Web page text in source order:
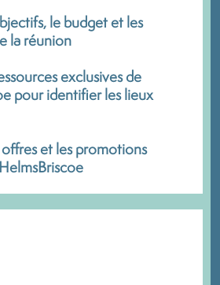
le budget et les
la réunion
exclusives de
pour identifier les lieux
offres et les promotions